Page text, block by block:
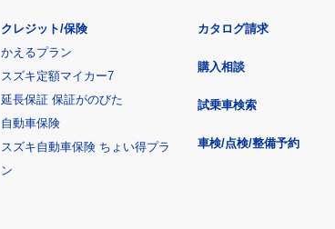
クレジット/保険
かえるプラン
スズキ定額マイカー7
延長保証 保証がのびた
自動車保険
スズキ自動車保険 ちょい得プラ
ン
カタログ請求
購入相談
試乗車検索
車検/点検/整備予約